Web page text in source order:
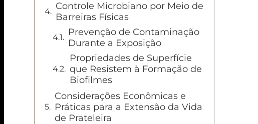
Controle Microbiano por Meio de
Barreiras Físicas
Prevenção de Contaminação
Durante a Exposição
Propriedades de Superfície
que Resistem à Formação de
Biofilmes
Considerações Econômicas e
Práticas para a Extensão da Vida
de Prateleira